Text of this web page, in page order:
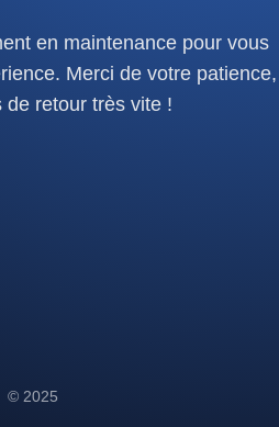
en maintenance pour vous
Merci de votre patience,
de retour très vite !
© 2025